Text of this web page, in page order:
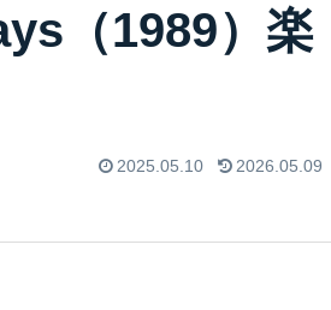
（1989）楽
2025.05.10 2026.05.09